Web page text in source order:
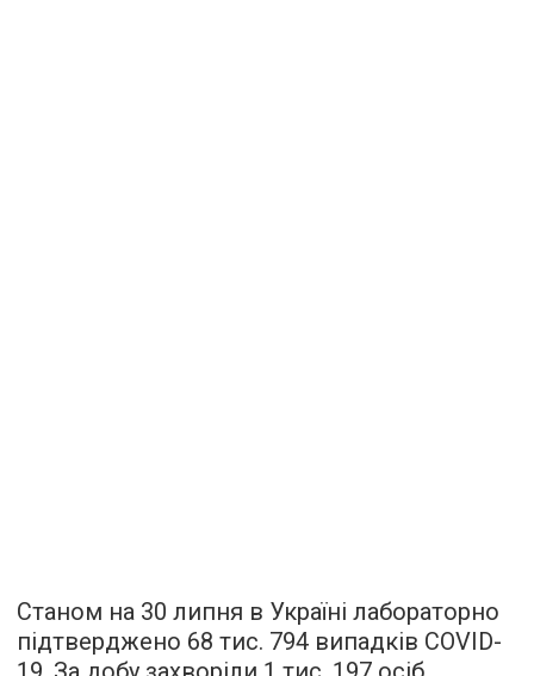
Станом на 30 липня в Україні лабораторно
підтверджено 68 тис. 794 випадків COVID-